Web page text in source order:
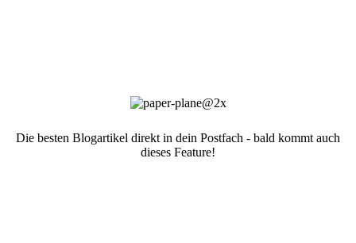
Die besten Blogartikel direkt in dein Postfach - bald kommt auch
dieses Feature!